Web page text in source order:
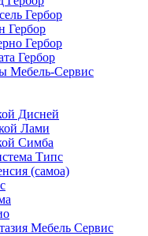
Гербор
Гербор
Гербор
Гербор
Мебель-Сервис
Дисней
Лами
Симба
Типс
(самоа)
Мебель Сервис